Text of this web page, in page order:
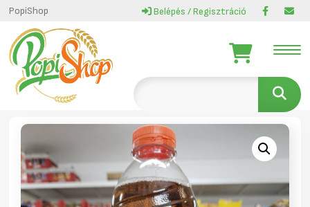
PopiShop Belépés / Regisztráció